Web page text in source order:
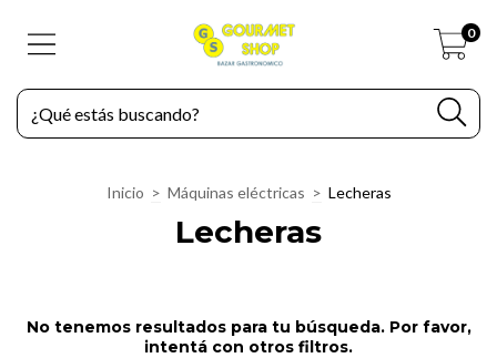
0
Inicio > Máquinas eléctricas > Lecheras
Lecheras
No tenemos resultados para tu búsqueda. Por favor,
intentá con otros filtros.